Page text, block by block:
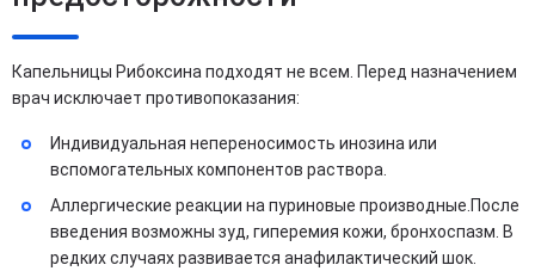
Капельницы Рибоксина подходят не всем. Перед назначением
врач исключает противопоказания:
Индивидуальная непереносимость инозина или
вспомогательных компонентов раствора.
Аллергические реакции на пуриновые производные.После
введения возможны зуд, гиперемия кожи, бронхоспазм. В
редких случаях развивается анафилактический шок.